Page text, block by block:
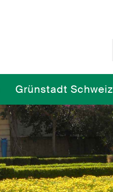
Grünstadt Schweiz